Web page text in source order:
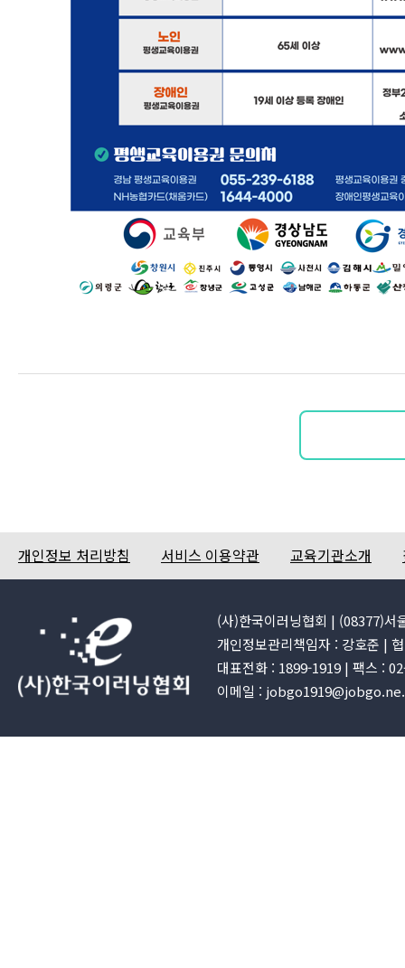
개인정보 처리방침 서비스 이용약관 교육기관소개
(사)한국이러닝협회 | (08377)서
개인정보관리책임자 : 강호준 |
대표전화 : 1899-1919 | 팩스 :
이메일 :